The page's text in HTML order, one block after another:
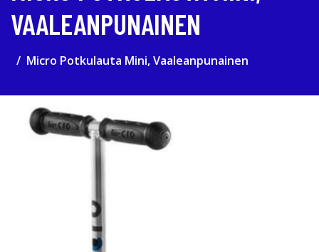
VAALEANPUNAINEN
Micro Potkulauta Mini, Vaaleanpunainen